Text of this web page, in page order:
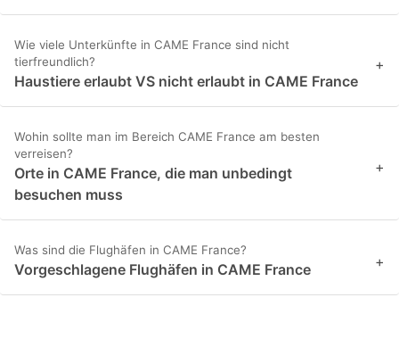
Wie viele Unterkünfte in CAME France sind nicht
tierfreundlich?
Haustiere erlaubt VS nicht erlaubt in CAME France
+
Wohin sollte man im Bereich CAME France am besten
verreisen?
Orte in CAME France, die man unbedingt
besuchen muss
+
Was sind die Flughäfen in CAME France?
Vorgeschlagene Flughäfen in CAME France +